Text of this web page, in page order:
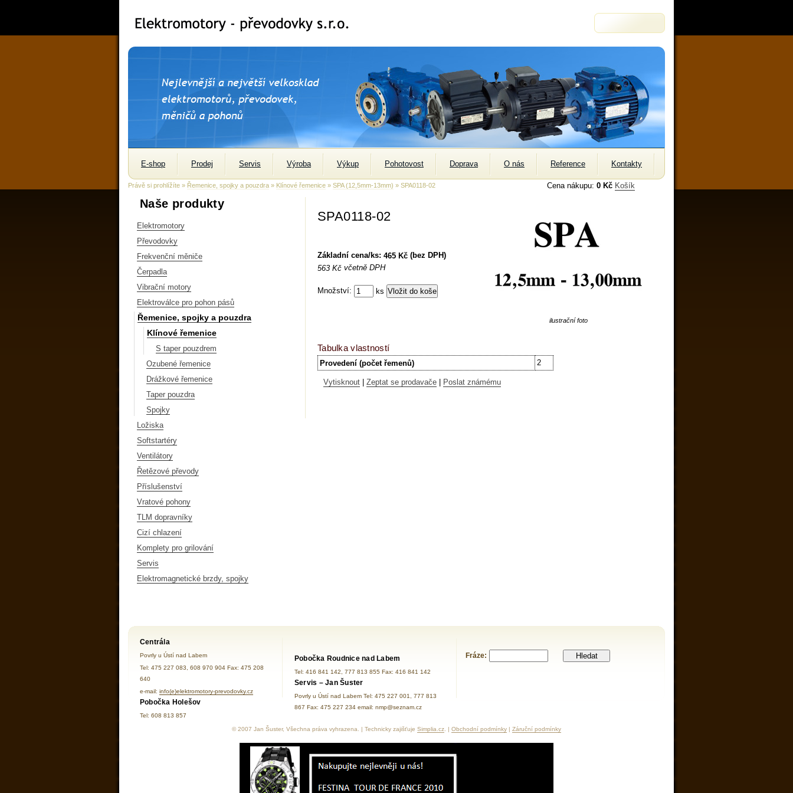
E-shop Prodej Servis Výroba Výkup Pohotovost Doprava O nás Reference Kontakty
Cena nákupu: 0 Kč Košík
Právě si prohlížíte » Řemenice, spojky a pouzdra » Klínové řemenice » SPA (12,5mm-13mm) » SPA0118-02
Naše produkty
Elektromotory
Převodovky
Frekvenční měniče
Čerpadla
Vibrační motory
Elektroválce pro pohon pásů
Řemenice, spojky a pouzdra
Klínové řemenice
S taper pouzdrem
Ozubené řemenice
Drážkové řemenice
Taper pouzdra
Spojky
Ložiska
Softstartéry
Ventilátory
Řetězové převody
Příslušenství
Vratové pohony
TLM dopravníky
Cizí chlazení
Komplety pro grilování
Servis
Elektromagnetické brzdy, spojky
SPA0118-02
Základní cena/ks: 465 Kč (bez DPH)
563 Kč včetně DPH
Množství: ks
ilustrační foto
Tabulka vlastností
Provedení (počet řemenů) 2
Vytisknout Zeptat se prodavače Poslat známému
Centrála
Povrly u Ústí nad Labem
Tel: 475 227 083, 608 970 904 Fax: 475 208
640
e-mail: info(e)elektromotory-prevodovky.cz
Pobočka Holešov
Tel: 608 813 857
Pobočka Roudnice nad Labem
Tel: 416 841 142, 777 813 855 Fax: 416 841 142
Servis – Jan Šuster
Povrly u Ústí nad Labem Tel: 475 227 001, 777 813
867 Fax: 475 227 234 email: nmp@seznam.cz
Fráze: Hledat
© 2007 Jan Šuster, Všechna práva vyhrazena. | Technicky zajišťuje Simplia.cz . | Obchodní podmínky | Záruční podmínky